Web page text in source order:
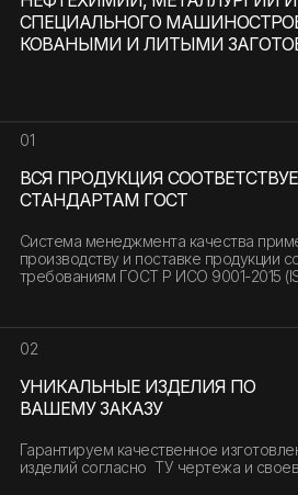
ПРОИЗВОДСТВЕННОЕ
СПЕЦИАЛЬНОГО
КОВАНЫМИ И ЛИТЫМИ
УНИКАЛЬНЫЕ ИЗДЕЛИЯ ПО
ВАШЕМУ ЗАКАЗУ
Гарантируем качественное
изделий согласно ТУ чертежа и
02
ВСЯ ПРОДУКЦИЯ
СТАНДАРТАМ ГОСТ
Система менеджмента качества
производству и поставке продукции
требованиям ГОСТ Р ИСО 9001-2015
01